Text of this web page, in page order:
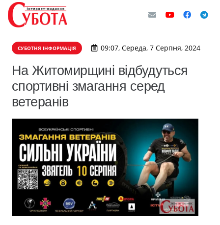
СУБОТНЯ ІНФОРМАЦІЯ 09:07, Середа, 7 Серпня, 2024
На Житомирщині відбудуться
спортивні змагання серед
ветеранів